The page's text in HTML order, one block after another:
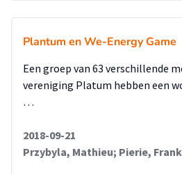
Plantum en We-Energy Game
Een groep van 63 verschillende
vereniging Platum hebben een
…
2018-09-21
Przybyla, Mathieu; Pierie, Frank